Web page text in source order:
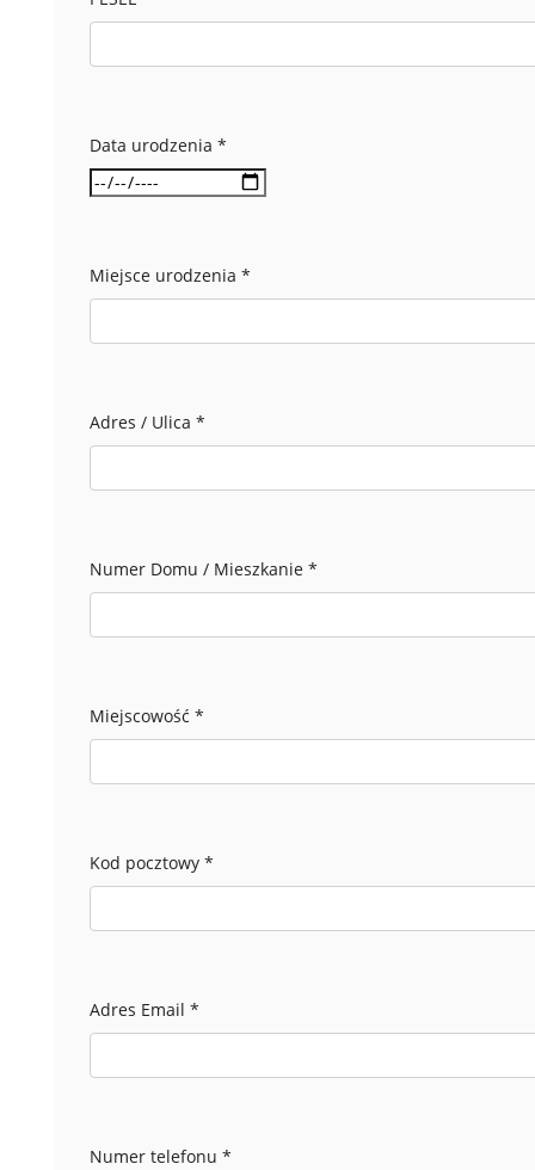
Data urodzenia *
Miejsce urodzenia *
Adres / Ulica *
Numer Domu / Mieszkanie *
Miejscowość *
Kod pocztowy *
Adres Email *
Numer telefonu *